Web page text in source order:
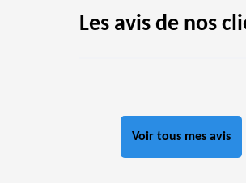
Les avis de nos
Voir tous mes avis